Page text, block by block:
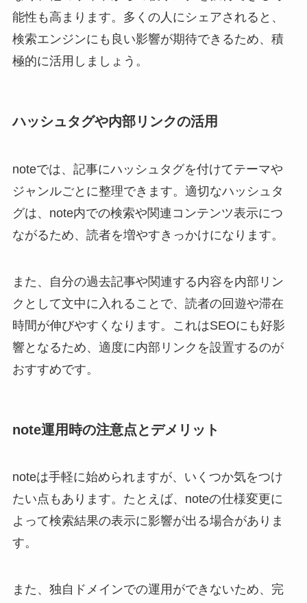
能性も高まります。多くの人にシェアされると、
検索エンジンにも良い影響が期待できるため、積
極的に活用しましょう。
ハッシュタグや内部リンクの活用
noteでは、記事にハッシュタグを付けてテーマや
ジャンルごとに整理できます。適切なハッシュタ
グは、note内での検索や関連コンテンツ表示につ
ながるため、読者を増やすきっかけになります。
また、自分の過去記事や関連する内容を内部リン
クとして文中に入れることで、読者の回遊や滞在
時間が伸びやすくなります。これはSEOにも好影
響となるため、適度に内部リンクを設置するのが
おすすめです。
note運用時の注意点とデメリット
noteは手軽に始められますが、いくつか気をつけ
たい点もあります。たとえば、noteの仕様変更に
よって検索結果の表示に影響が出る場合がありま
す。
また、独自ドメインでの運用ができないため、完